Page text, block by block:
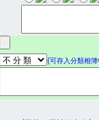
(可存入分類相簿